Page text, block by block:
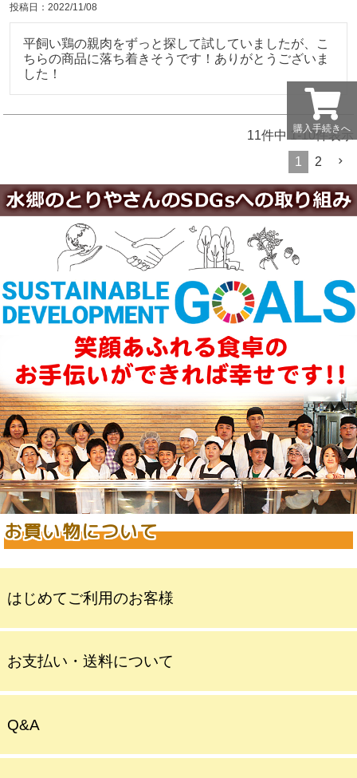
投稿日 2022/11/08
平飼い鶏の親肉をずっと探して試していましたが、こ
ちらの商品に落ち着きそうです！ありがとうございま
した！
11件中 1-10 件表示
1
2
お買い物について
はじめてご利用のお客様
お支払い・送料について
Q&A
購入手続きへ